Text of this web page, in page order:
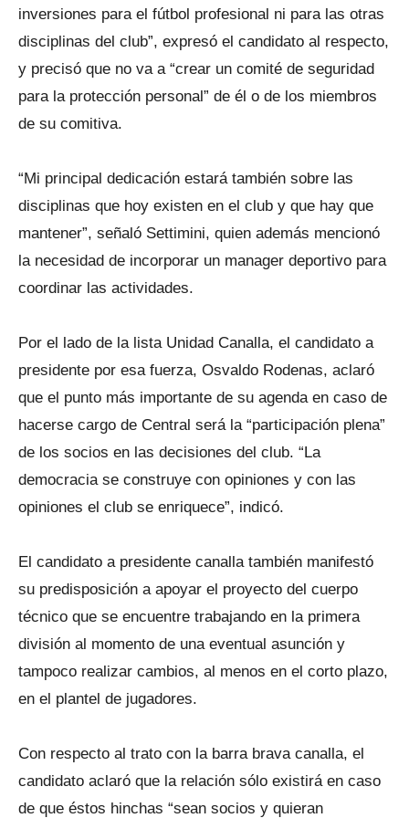
inversiones para el fútbol profesional ni para las otras
disciplinas del club”, expresó el candidato al respecto,
y precisó que no va a “crear un comité de seguridad
para la protección personal” de él o de los miembros
de su comitiva.
“Mi principal dedicación estará también sobre las
disciplinas que hoy existen en el club y que hay que
mantener”, señaló Settimini, quien además mencionó
la necesidad de incorporar un manager deportivo para
coordinar las actividades.
Por el lado de la lista Unidad Canalla, el candidato a
presidente por esa fuerza, Osvaldo Rodenas, aclaró
que el punto más importante de su agenda en caso de
hacerse cargo de Central será la “participación plena”
de los socios en las decisiones del club. “La
democracia se construye con opiniones y con las
opiniones el club se enriquece”, indicó.
El candidato a presidente canalla también manifestó
su predisposición a apoyar el proyecto del cuerpo
técnico que se encuentre trabajando en la primera
división al momento de una eventual asunción y
tampoco realizar cambios, al menos en el corto plazo,
en el plantel de jugadores.
Con respecto al trato con la barra brava canalla, el
candidato aclaró que la relación sólo existirá en caso
de que éstos hinchas “sean socios y quieran